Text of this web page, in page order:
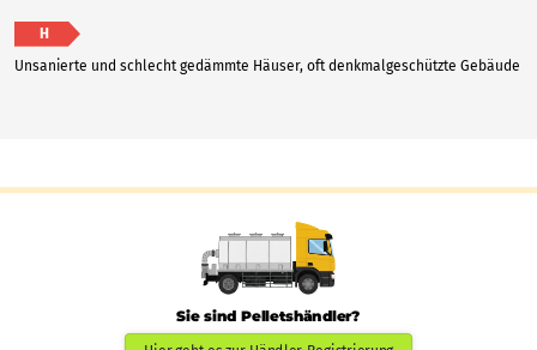
H
Unsanierte und schlecht gedämmte Häuser, oft denkmalgeschützte Gebäude
Sie sind Pelletshändler?